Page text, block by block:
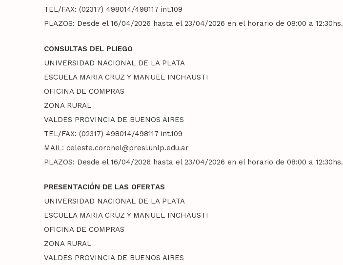
TEL/FAX: (02317) 498014/498117 int.109
PLAZOS: Desde el 16/04/2026 hasta el 23/04/2026 en el horario de 08:00 a 12:30hs.
CONSULTAS DEL PLIEGO
UNIVERSIDAD NACIONAL DE LA PLATA
ESCUELA MARIA CRUZ Y MANUEL INCHAUSTI
OFICINA DE COMPRAS
ZONA RURAL
VALDES PROVINCIA DE BUENOS AIRES
TEL/FAX: (02317) 498014/498117 int.109
MAIL: celeste.coronel@presi.unlp.edu.ar
PLAZOS: Desde el 16/04/2026 hasta el 23/04/2026 en el horario de 08:00 a 12:30hs.
PRESENTACIÓN DE LAS OFERTAS
UNIVERSIDAD NACIONAL DE LA PLATA
ESCUELA MARIA CRUZ Y MANUEL INCHAUSTI
OFICINA DE COMPRAS
ZONA RURAL
VALDES PROVINCIA DE BUENOS AIRES